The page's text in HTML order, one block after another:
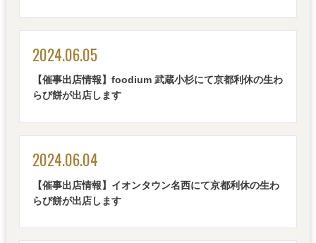
2024.06.05
【催事出店情報】foodium 武蔵小杉にて京都利休の生わ
らび餅が出店します
2024.06.04
【催事出店情報】イオンタウン名西にて京都利休の生わ
らび餅が出店します